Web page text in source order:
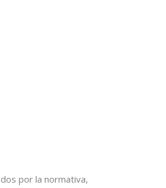
por la normativa,